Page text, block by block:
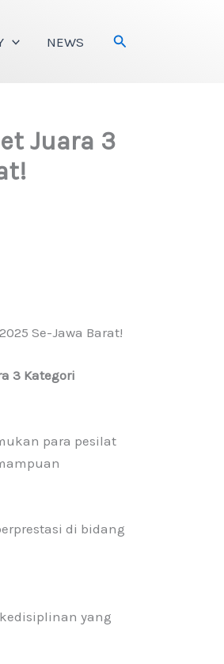
NEWS Search
Juara 3
Se-Jawa Barat!
3 Kategori
para pesilat
di bidang
yang